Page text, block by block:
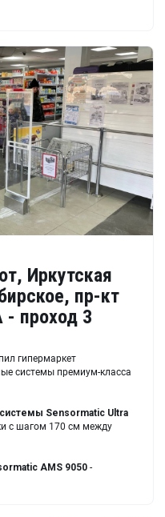
Иркутская
пр-кт
проход 3
гипермаркет
системы премиум-класса
Sensormatic Ultra
с шагом 170 см между
AMS 9050 -